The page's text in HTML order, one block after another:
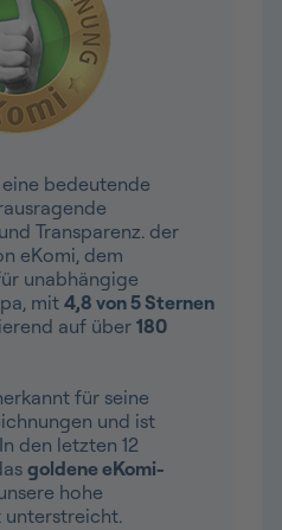
bedeutende
Transparenz. der
eKomi, dem
unabhängige
mit 4,8 von 5 Sternen
auf über 180
für seine
und ist
den letzten 12
goldene eKomi-
hohe
unterstreicht.